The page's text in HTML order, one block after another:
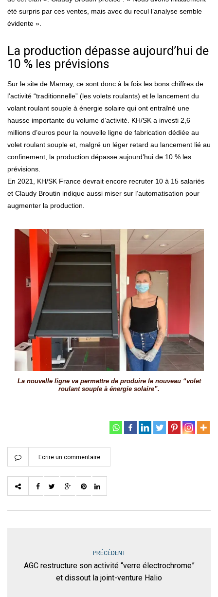
été surpris par ces ventes, mais avec du recul l’analyse semble
évidente ».
La production dépasse aujourd’hui de
10 % les prévisions
Sur le site de Marnay, ce sont donc à la fois les bons chiffres de
l’activité “traditionnelle” (les volets roulants) et le lancement du
volant roulant souple à énergie solaire qui ont entraîné une
hausse importante du volume d’activité. KH/SK a investi 2,6
millions d’euros pour la nouvelle ligne de fabrication dédiée au
volet roulant souple et, malgré un léger retard au lancement lié au
confinement, la production dépasse aujourd’hui de 10 % les
prévisions.
En 2021, KH/SK France devrait encore recruter 10 à 15 salariés
et Claudy Broutin indique aussi miser sur l’automatisation pour
augmenter la production.
La nouvelle ligne va permettre de produire le nouveau “volet
roulant souple à énergie solaire”.
Ecrire un commentaire
PRÉCÉDENT
AGC restructure son activité “verre électrochrome”
et dissout la joint-venture Halio